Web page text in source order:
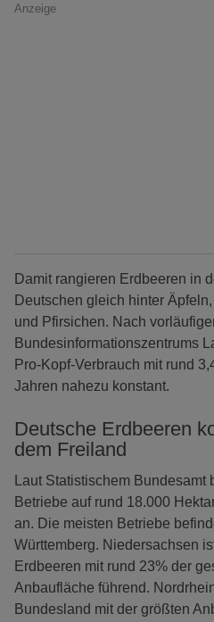
Anzeige
Damit rangieren Erdbeeren in
Deutschen gleich hinter
und Pfirsichen. Nach
Bundesinformationszentrums
Pro-Kopf-Verbrauch mit rund
Jahren nahezu konstant.
Deutsche Erdbeeren
dem Freiland
Laut Statistischem
Betriebe auf rund 18.000
an. Die meisten Betriebe
Württemberg. Niedersachsen
Erdbeeren mit rund 23% der
Anbaufläche führend.
Bundesland mit der größten